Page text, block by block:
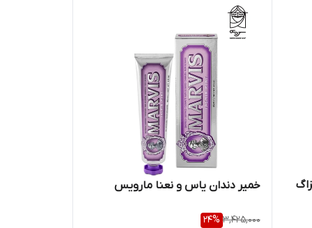
خمیر دندان یاس و نعنا مارویس
3,425,000
24%